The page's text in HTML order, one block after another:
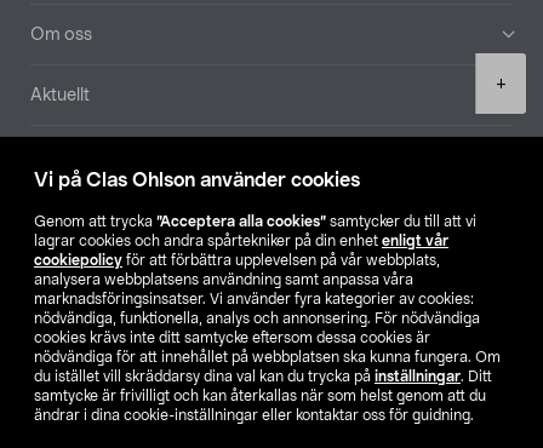
Vi på Clas Ohlson använder cookies
Genom att trycka ”Acceptera alla cookies” samtycker du till att vi
lagrar cookies och andra spårtekniker på din enhet enligt vår
cookiepolicy för att förbättra upplevelsen på vår webbplats,
analysera webbplatsens användning samt anpassa våra
marknadsföringsinsatser. Vi använder fyra kategorier av cookies:
nödvändiga, funktionella, analys och annonsering. För nödvändiga
cookies krävs inte ditt samtycke eftersom dessa cookies är
nödvändiga för att innehållet på webbplatsen ska kunna fungera. Om
du istället vill skräddarsy dina val kan du trycka på inställningar. Ditt
samtycke är frivilligt och kan återkallas när som helst genom att du
ändrar i dina cookie-inställningar eller kontaktar oss för guidning.
+
Om oss
Aktuellt
Hitta butik
SE NO FI